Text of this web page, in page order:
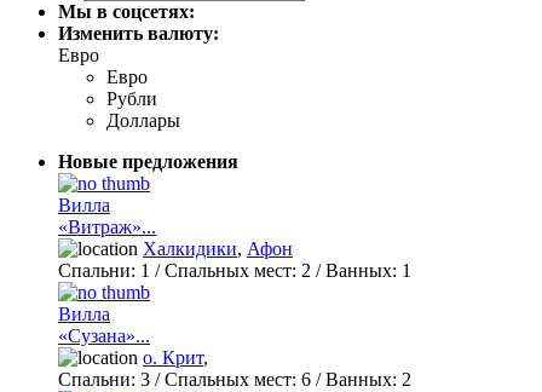
Мы в соцсетях:
Изменить валюту:
Евро
Евро
Рубли
Доллары
Новые предложения
Вилла
«Витраж»...
Халкидики, Афон
Спальни: 1 / Спальных мест: 2 /Ванных: 1
Вилла
«Сузана»...
о. Крит,
Спальни: 3 / Спальных мест: 6 /Ванных: 2